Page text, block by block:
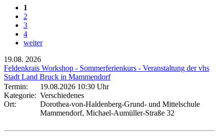
1
2
3
4
weiter
19.08. 2026
Feldenkrais Workshop - Sommerferienkurs - Veranstaltung der vhs
Stadt Land Bruck in Mammendorf
Termin:
19.08.2026 10:30 Uhr
Kategorie: Verschiedenes
Ort:
Dorothea-von-Haldenberg-Grund- und Mittelschule
Mammendorf, Michael-Aumüller-Straße 32